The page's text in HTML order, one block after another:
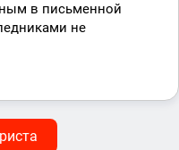
в письменной
не